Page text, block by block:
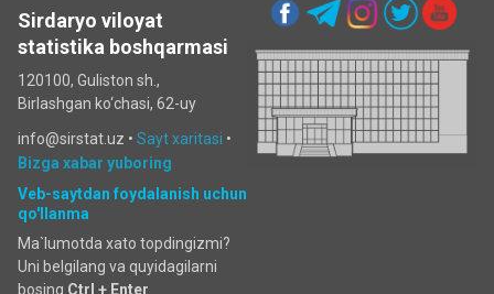
Sirdaryo viloyat
statistika boshqarmasi
120100, Guliston sh.,
Birlashgan ko‘chаsi, 62-uy
info@sirstat.uz • Sayt xaritasi •
Bizga xabar yuboring
Veb-saytdan foydalanish uchun
qo'llanma
Ma`lumotda xato topdingizmi?
Uni belgilang va quyidagilarni
bosing Ctrl + Enter